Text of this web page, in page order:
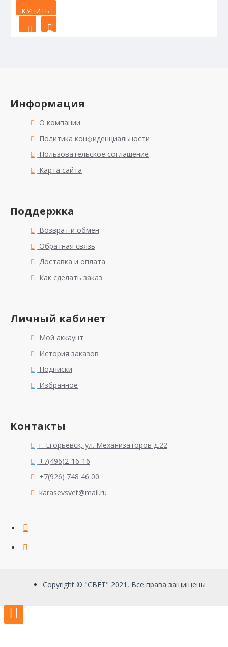
КУПИТЬ
Информация
О компании
Политика конфиденциальности
Пользовательское соглашение
Карта сайта
Поддержка
Возврат и обмен
Обратная связь
Доставка и оплата
Как сделать заказ
Личный кабинет
Мой аккаунт
История заказов
Подписки
Избранное
Контакты
г. Егорьевск, ул. Механизаторов д.22
+7(496)2-16-16
+7(926) 748 46 00
karasevsvet@mail.ru
Copyright © "СВЕТ" 2021, Все права защищены